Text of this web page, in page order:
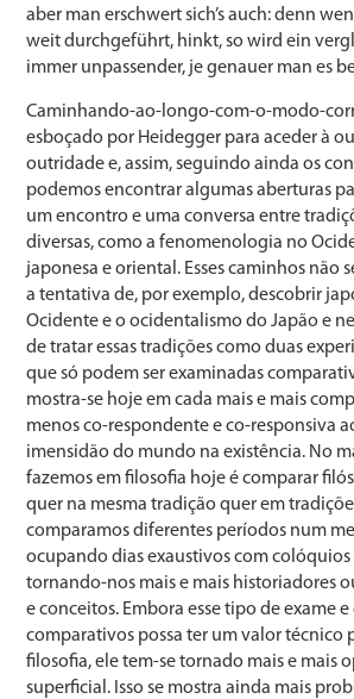
aber man erschwert sich’s auch: denn
weit durchgeführt, hinkt, so wird ein
immer unpassender, je genauer man es
Caminhando-ao-longo-com-o-modo-
esboçado por Heidegger para aceder à
outridade e, assim, seguindo ainda os
podemos encontrar algumas aberturas
um encontro e uma conversa entre
diversas, como a fenomenologia no
japonesa e oriental. Esses caminhos não
a tentativa de, por exemplo, descobrir
Ocidente e o ocidentalismo do Japão e
de tratar essas tradições como duas
que só podem ser examinadas
mostra-se hoje em cada mais e mais
menos co-respondente e co-responsiva
imensidão do mundo na existência. No
fazemos em filosofia hoje é comparar
quer na mesma tradição quer em
comparamos diferentes períodos num
ocupando dias exaustivos com colóquios
tornando-nos mais e mais historiadores
e conceitos. Embora esse tipo de exame
comparativos possa ter um valor técnico
filosofia, ele tem-se tornado mais e mais
superficial. Isso se mostra ainda mais